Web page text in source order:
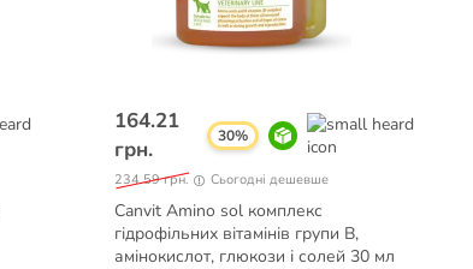
164.21
грн.
30%
234.59 грн. Сьогодні дешевше
Canvit Amino sol комплекс
гідрофільних вітамінів групи В,
амінокислот, глюкози і солей 30 мл